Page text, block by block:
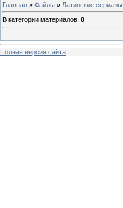
Главная » Файлы » Латинские сериалы
В категории материалов: 0
Полная версия сайта